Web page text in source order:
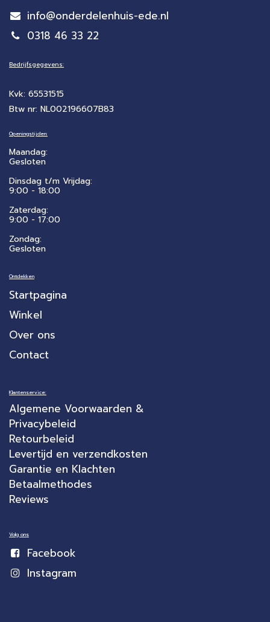
info@onderdelenhuis-ede.nl
0318 46 33 22
Bedrijfsgegevens:
Kvk: 65531515
Btw nr: NL002196607B83
Openingstijden:
Maandag:
Gesloten
Dinsdag t/m Vrijdag:
9:00 - 18:00
Zaterdag:
​9:00 - 17:00
Zondag:
Gesloten
Ontdekken
Startpagina
Winkel
Over ons
Contact
Klantenservice:
Algemene Voorwaarden &
Privacybeleid
Retourbeleid
Levertijd en verzendkosten
Garantie en Klachten
Betaalmethodes
Reviews
Volg ons
Facebook
Instagram